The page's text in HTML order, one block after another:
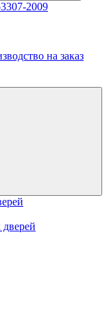
2009
на заказ